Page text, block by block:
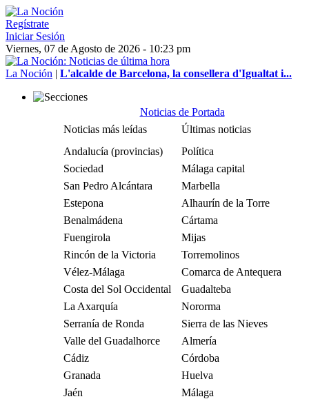
Regístrate
Iniciar Sesión
Viernes, 07 de Agosto de 2026 - 10:23 pm
La Noción | L'alcalde de Barcelona, la consellera d'Igualtat i...
Noticias de Portada
Noticias más leídas
Últimas noticias
Andalucía (provincias)
Política
Sociedad
Málaga capital
San Pedro Alcántara
Marbella
Estepona
Alhaurín de la Torre
Benalmádena
Cártama
Fuengirola
Mijas
Rincón de la Victoria
Torremolinos
Vélez-Málaga
Comarca de Antequera
Costa del Sol Occidental
Guadalteba
La Axarquía
Nororma
Serranía de Ronda
Sierra de las Nieves
Valle del Guadalhorce
Almería
Cádiz
Córdoba
Granada
Huelva
Jaén
Málaga